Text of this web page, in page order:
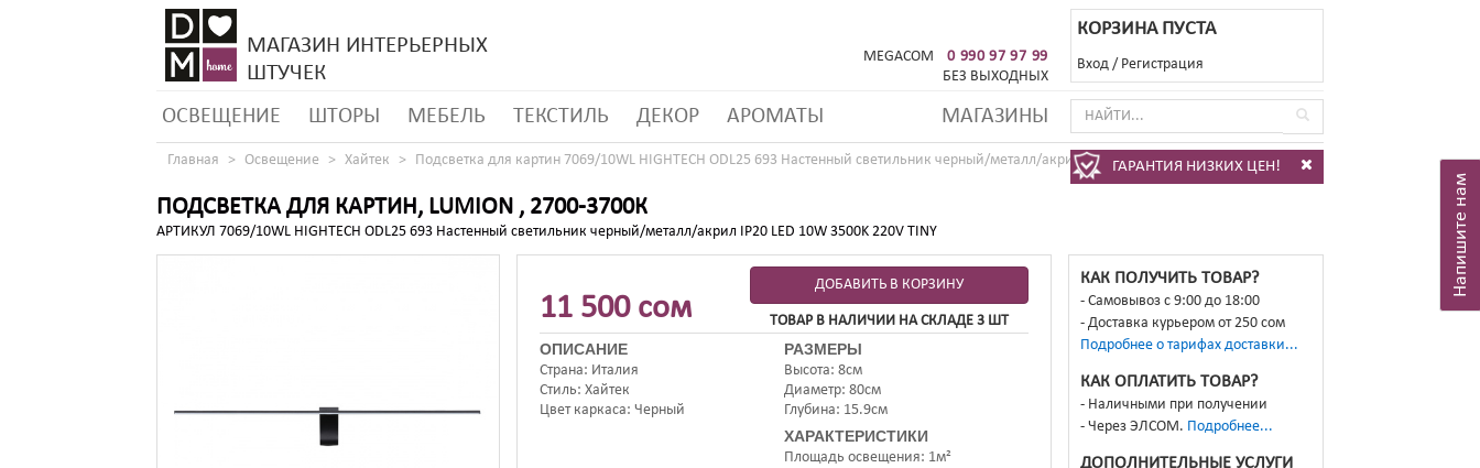
МАГАЗИН ИНТЕРЬЕРНЫХ
ШТУЧЕК
MEGACOM
0 990 97 97 99
БЕЗ ВЫХОДНЫХ
КОРЗИНА ПУСТА
Вход / Регистрация
ОСВЕЩЕНИЕ ШТОРЫ МЕБЕЛЬ ТЕКСТИЛЬ ДЕКОР АРОМАТЫ МАГАЗИНЫ
ГАРАНТИЯ НИЗКИХ ЦЕН!
Главная Освещение Хайтек Подсветка для картин 7069/10WL HIGHTECH ODL25 693 Настенный светильник черный/металл/акрил IP20 LED 10W 3500K 220V TINY
ПОДСВЕТКА ДЛЯ КАРТИН, LUMION , 2700-3700К
АРТИКУЛ 7069/10WL HIGHTECH ODL25 693 Настенный светильник черный/металл/акрил IP20 LED 10W 3500K 220V TINY
11 500 сом
ДОБАВИТЬ В КОРЗИНУ
ТОВАР В НАЛИЧИИ НА СКЛАДЕ 3 ШТ
ОПИСАНИЕ
Страна Италия
Стиль Хайтек
Цвет каркаса Черный
РАЗМЕРЫ
Высота 8см
Диаметр 80см
Глубина 15.9см
ХАРАКТЕРИСТИКИ
Площадь освещения 1м²
КАК ПОЛУЧИТЬ ТОВАР?
Самовывоз с 9:00 до 18:00
Доставка курьером от 250 сом
Подробнее о тарифах доставки...
КАК ОПЛАТИТЬ ТОВАР?
Наличными при получении
Через ЭЛСОМ. Подробнее...
ДОПОЛНИТЕЛЬНЫЕ УСЛУГИ
Напишите нам